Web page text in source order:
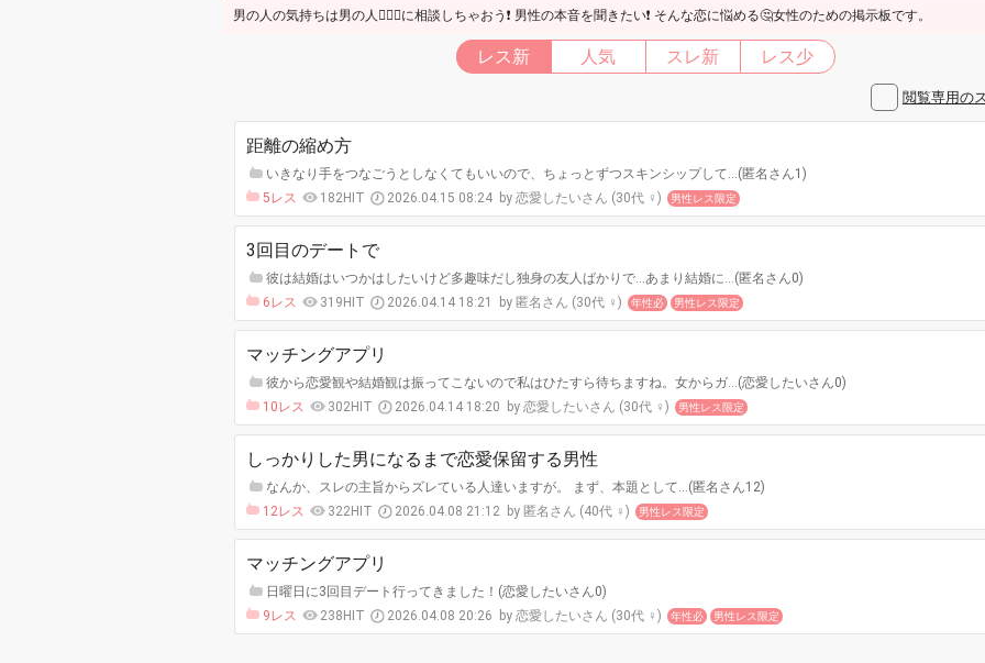
男の人の気持ちは男の人🙋🏼‍♂️に相談しちゃおう❗ 男性の本音を聞きたい❗ そんな恋に悩める🤔女性のための掲示板です。
レス新 人気 スレ新 レス少
閲覧専用の
距離の縮め方
いきなり手をつなごうとしなくてもいいので、ちょっとずつスキンシップして…(匿名さん1)
5レス
182HIT 2026.04.15 08:24 恋愛したいさん (30代 ♀) 男性レス限定
3回目のデートで
彼は結婚はいつかはしたいけど多趣味だし独身の友人ばかりで…あまり結婚に…(匿名さん0)
6レス
319HIT 2026.04.14 18:21 匿名さん (30代 ♀) 年性必 男性レス限定
マッチングアプリ
彼から恋愛観や結婚観は振ってこないので私はひたすら待ちますね。女からガ…(恋愛したいさん0)
10レス
302HIT 2026.04.14 18:20 恋愛したいさん (30代 ♀) 男性レス限定
しっかりした男になるまで恋愛保留する男性
なんか、スレの主旨からズレている人達いますが。 まず、本題として…(匿名さん12)
12レス
322HIT 2026.04.08 21:12 匿名さん (40代 ♀) 男性レス限定
マッチングアプリ
日曜日に3回目デート行ってきました！(恋愛したいさん0)
9レス
238HIT 2026.04.08 20:26 恋愛したいさん (30代 ♀) 年性必 男性レス限定